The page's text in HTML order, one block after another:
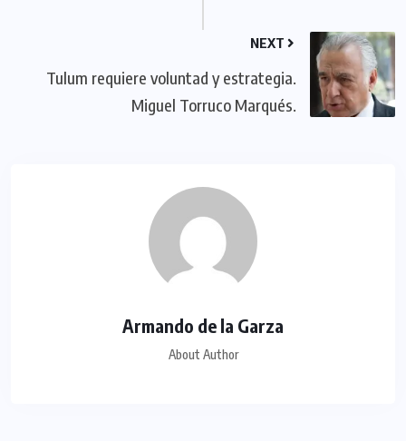
NEXT
Tulum requiere voluntad y estrategia.
Miguel Torruco Marqués.
Armando de la Garza
About Author